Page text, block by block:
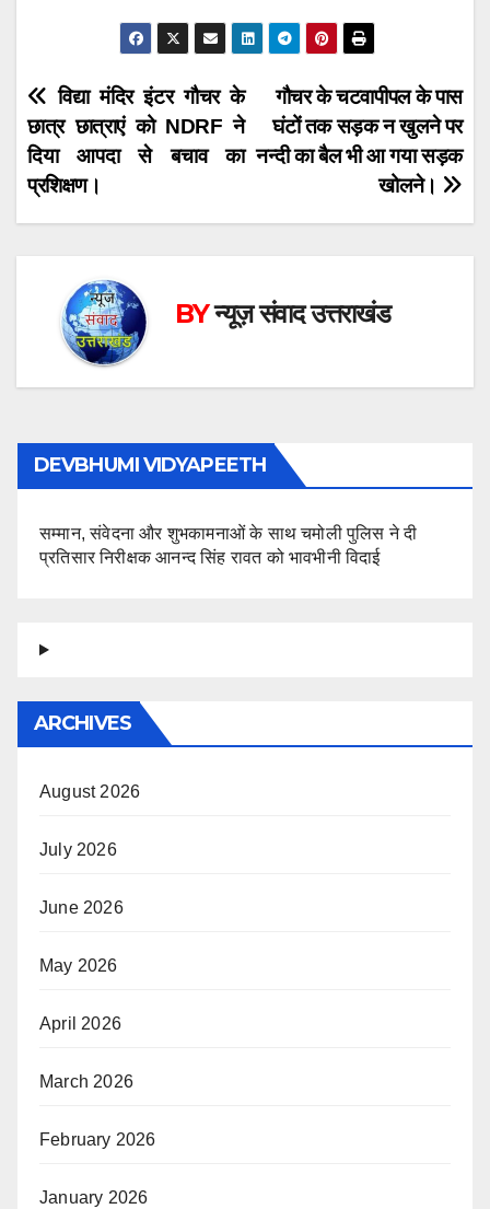
Post
navigation
गौचर के चटवापीपल के पास
घंटों तक सड़क न खुलने पर
नन्दी का बैल भी आ गया सड़क
खोलने।
विद्या मंदिर इंटर गौचर के
छात्र छात्राएं को NDRF ने
दिया आपदा से बचाव का
प्रशिक्षण।
BYन्यूज़ संवाद उत्तराखंड
DEVBHUMI VIDYAPEETH
सम्मान, संवेदना और शुभकामनाओं के साथ चमोली पुलिस ने दी
प्रतिसार निरीक्षक आनन्द सिंह रावत को भावभीनी विदाई
ARCHIVES
August 2026
July 2026
June 2026
May 2026
April 2026
March 2026
February 2026
January 2026